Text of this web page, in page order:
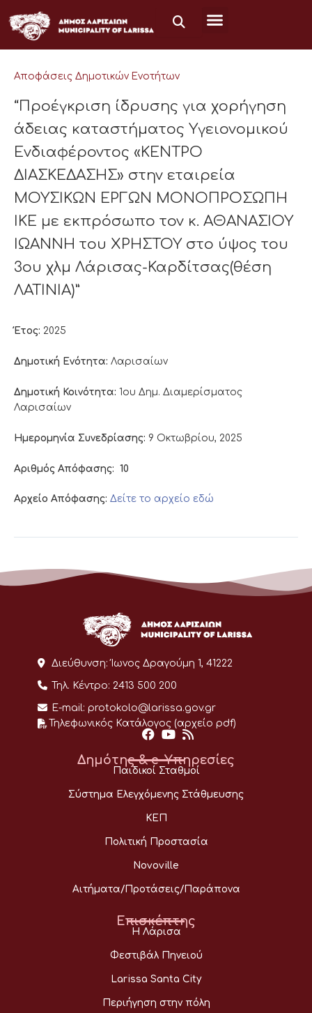
στο
περιεχόμενο
Αποφάσεις Δημοτικών Ενοτήτων
“Προέγκριση ίδρυσης για χορήγηση
άδειας καταστήματος Υγειονομικού
Ενδιαφέροντος «KEΝΤΡΟ
ΔΙΑΣΚΕΔΑΣΗΣ» στην εταιρεία
ΜΟΥΣΙΚΩΝ ΕΡΓΩΝ ΜΟΝΟΠΡΟΣΩΠΗ
ΙΚΕ με εκπρόσωπο τον κ. ΑΘΑΝΑΣΙΟΥ
ΙΩΑΝΝΗ του ΧΡΗΣΤΟΥ στο ύψος του
3ου χλμ Λάρισας-Καρδίτσας(θέση
ΛΑΤΙΝΙΑ)”
Έτος: 2025
Δημοτική Ενότητα: Λαρισαίων
Δημοτική Κοινότητα: 1ου Δημ. Διαμερίσματος
Λαρισαίων
Ημερομηνία Συνεδρίασης: 9 Οκτωβρίου, 2025
Αριθμός Απόφασης: 10
Αρχείο Απόφασης: Δείτε το αρχείο εδώ
Διεύθυνση: Ίωνος Δραγούμη 1, 41222
Τηλ. Κέντρο: 2413 500 200
E-mail: protokolo@larissa.gov.gr
Τηλεφωνικός Κατάλογος (αρχείο pdf)
Δημότης & e-Υπηρεσίες
Παιδικοί Σταθμοί
Σύστημα Ελεγχόμενης Στάθμευσης
ΚΕΠ
Πολιτική Προστασία
Novoville
Αιτήματα/Προτάσεις/Παράπονα
Επισκέπτης
Η Λάρισα
Φεστιβάλ Πηνειού
Larissa Santa City
Περιήγηση στην πόλη